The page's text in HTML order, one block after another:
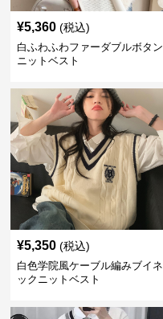
¥5,360 (税込)
白ふわふわファーダブルボタン
ニットベスト
¥5,350 (税込)
白色学院風ケーブル編みブイネ
ックニットベスト